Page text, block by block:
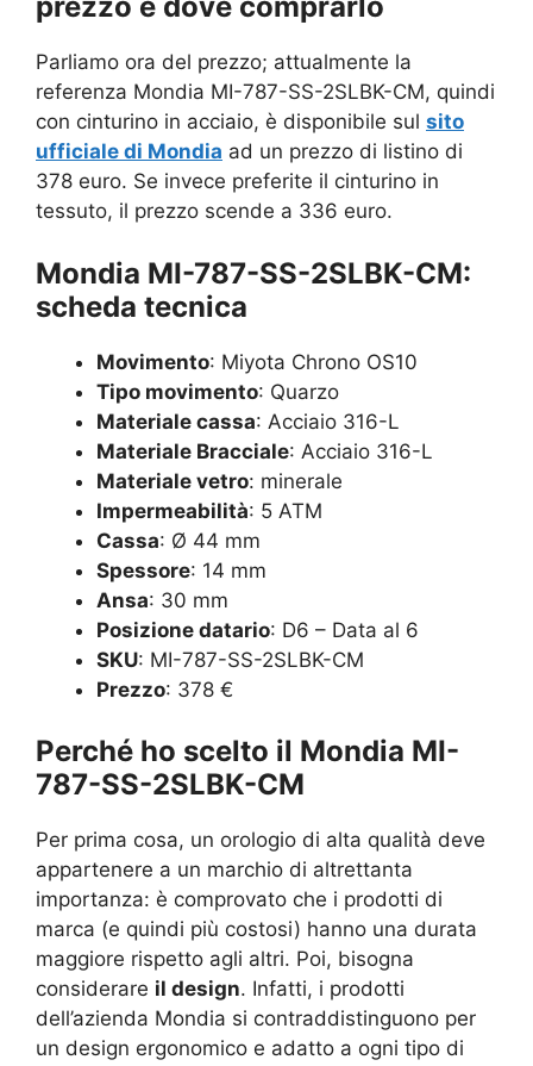
prezzo e dove comprarlo
Parliamo ora del prezzo; attualmente la
referenza Mondia MI-787-SS-2SLBK-CM, quindi
con cinturino in acciaio, è disponibile sul sito
ufficiale di Mondia ad un prezzo di listino di
378 euro. Se invece preferite il cinturino in
tessuto, il prezzo scende a 336 euro.
Mondia MI-787-SS-2SLBK-CM:
scheda tecnica
Movimento: Miyota Chrono OS10
Tipo movimento: Quarzo
Materiale cassa: Acciaio 316-L
Materiale Bracciale: Acciaio 316-L
Materiale vetro: minerale
Impermeabilità: 5 ATM
Cassa: Ø 44 mm
Spessore: 14 mm
Ansa: 30 mm
Posizione datario: D6 – Data al 6
SKU: MI-787-SS-2SLBK-CM
Prezzo: 378 €
Perché ho scelto il Mondia MI-
787-SS-2SLBK-CM
Per prima cosa, un orologio di alta qualità deve
appartenere a un marchio di altrettanta
importanza: è comprovato che i prodotti di
marca (e quindi più costosi) hanno una durata
maggiore rispetto agli altri. Poi, bisogna
considerare il design. Infatti, i prodotti
dell’azienda Mondia si contraddistinguono per
un design ergonomico e adatto a ogni tipo di